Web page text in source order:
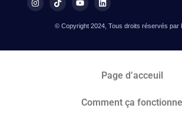
© Copyright 2024, Tous droits réservés par
Page d’acceuil
Comment ça fonctionne